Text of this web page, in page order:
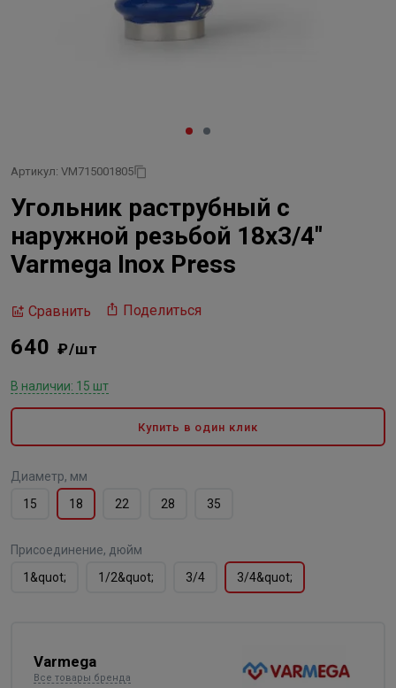
Артикул: VM715001805
Угольник раструбный с
наружной резьбой 18x3/4"
Varmega Inox Press
Сравнить Поделиться
640 ₽/шт
В наличии: 15 шт
Купить в один клик
Диаметр, мм
15
18 22 28 35
Присоединение, дюйм
1&quot;
1/2&quot; 3/4 3/4&quot;
Varmega
Все товары бренда